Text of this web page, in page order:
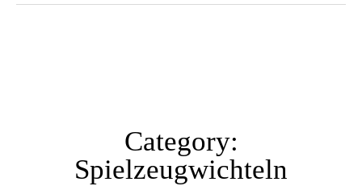
Category:
Spielzeugwichteln